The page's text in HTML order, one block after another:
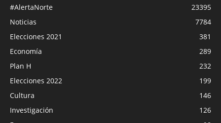
#AlertaNorte
23395
Noticias
7784
Elecciones 2021
381
Economía
289
Plan H
232
Elecciones 2022
199
Cultura
146
Investigación
126